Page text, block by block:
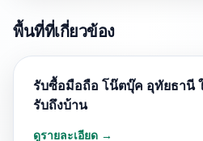
พื้นที่ที่เกี่ยวข้อง
รับซื้อมือถือ โน๊ตบุ๊ค อุทัยธานี
รับถึงบ้าน
ดูรายละเอียด →